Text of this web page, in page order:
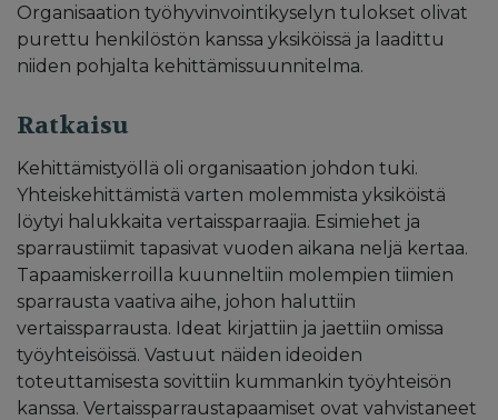
Organisaation työhyvinvointikyselyn tulokset olivat
purettu henkilöstön kanssa yksiköissä ja laadittu
niiden pohjalta kehittämissuunnitelma.
Ratkaisu
Kehittämistyöllä oli organisaation johdon tuki.
Yhteiskehittämistä varten molemmista yksiköistä
löytyi halukkaita vertaissparraajia. Esimiehet ja
sparraustiimit tapasivat vuoden aikana neljä kertaa.
Tapaamiskerroilla kuunneltiin molempien tiimien
sparrausta vaativa aihe, johon haluttiin
vertaissparrausta. Ideat kirjattiin ja jaettiin omissa
työyhteisöissä. Vastuut näiden ideoiden
toteuttamisesta sovittiin kummankin työyhteisön
kanssa. Vertaissparraustapaamiset ovat vahvistaneet